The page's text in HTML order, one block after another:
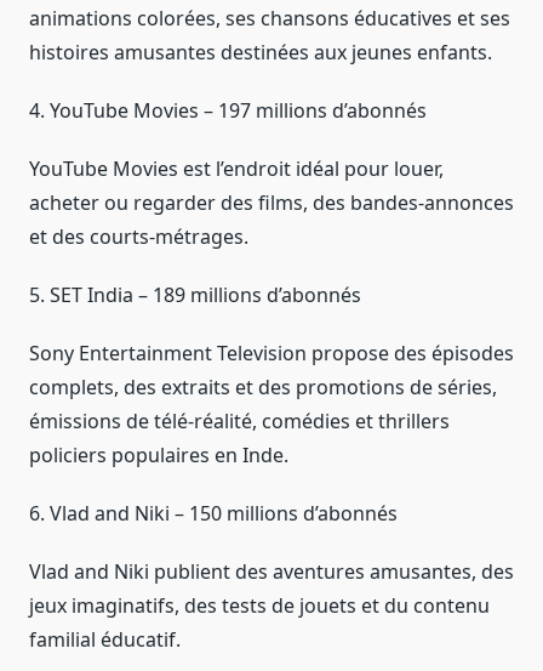
animations colorées, ses chansons éducatives et ses
histoires amusantes destinées aux jeunes enfants.
4. YouTube Movies – 197 millions d’abonnés
YouTube Movies est l’endroit idéal pour louer,
acheter ou regarder des films, des bandes-annonces
et des courts-métrages.
5. SET India – 189 millions d’abonnés
Sony Entertainment Television propose des épisodes
complets, des extraits et des promotions de séries,
émissions de télé-réalité, comédies et thrillers
policiers populaires en Inde.
6. Vlad and Niki – 150 millions d’abonnés
Vlad and Niki publient des aventures amusantes, des
jeux imaginatifs, des tests de jouets et du contenu
familial éducatif.